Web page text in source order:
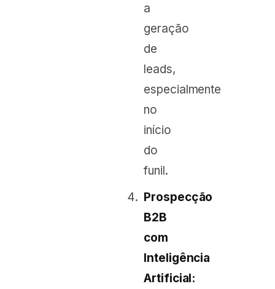
a
geração
de
leads,
especialmente
no
início
do
funil.
Prospecção
B2B
com
Inteligência
Artificial: